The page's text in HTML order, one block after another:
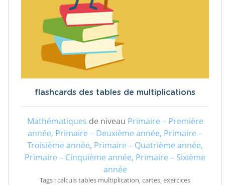
flashcards des tables de multiplications
Mathématiques de niveau Primaire – Première
année, Primaire – Deuxième année, Primaire –
Troisième année, Primaire – Quatrième année,
Primaire – Cinquième année, Primaire – Sixième
année
Tags : calculs tables multiplication, cartes, exercices